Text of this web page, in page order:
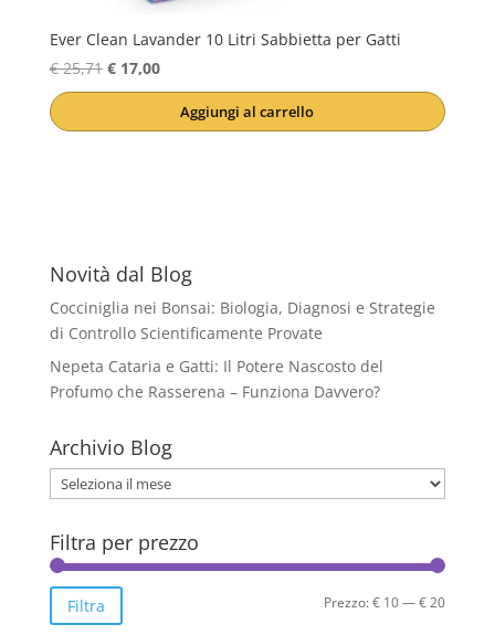
Ever Clean Lavander 10 Litri Sabbietta per Gatti
€25,71 Il
prezzo
€17,00Il
prezzo
attuale
Aggiungi al carrello
Novità dal Blog
Cocciniglia nei Bonsai: Biologia, Diagnosi e Strategie
di Controllo Scientificamente Provate
Nepeta Cataria e Gatti: Il Potere Nascosto del
Profumo che Rasserena – Funziona Davvero?
Archivio Blog
Archivio
Blog
Filtra per prezzo
Prezzo
Prezzo
Filtra Prezzo:€ 10—€ 20